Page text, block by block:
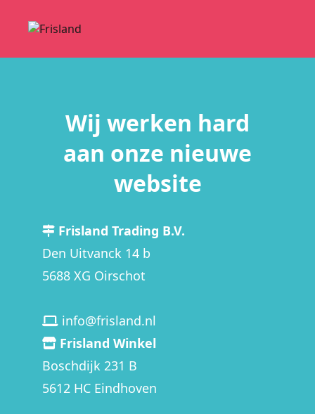
Wij werken hard
aan onze nieuwe
website
Frisland Trading B.V.
Den Uitvanck 14 b
5688 XG Oirschot
info@frisland.nl
Frisland Winkel
Boschdijk 231 B
5612 HC Eindhoven